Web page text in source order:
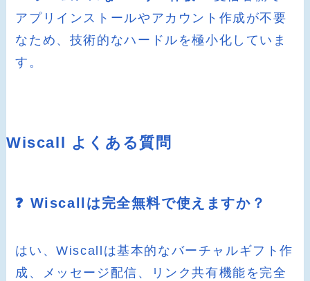
アプリインストールやアカウント作成が不要
なため、技術的なハードルを極小化していま
す。
Wiscall よくある質問
❓ Wiscallは完全無料で使えますか？
はい、Wiscallは基本的なバーチャルギフト作
成、メッセージ配信、リンク共有機能を完全